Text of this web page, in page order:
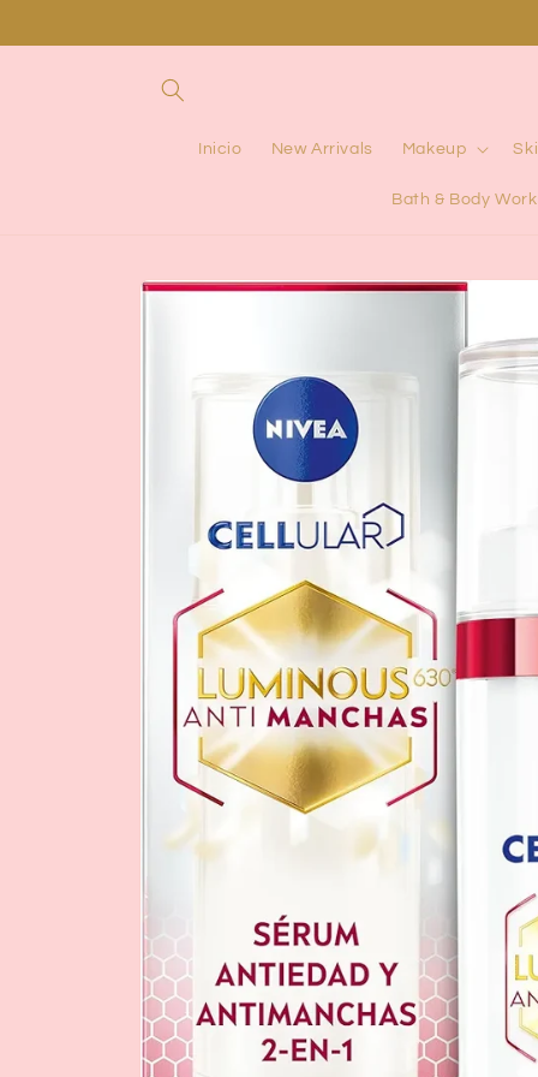
al contenido
Inicio New Arrivals Makeup
Bath & Body
directamente